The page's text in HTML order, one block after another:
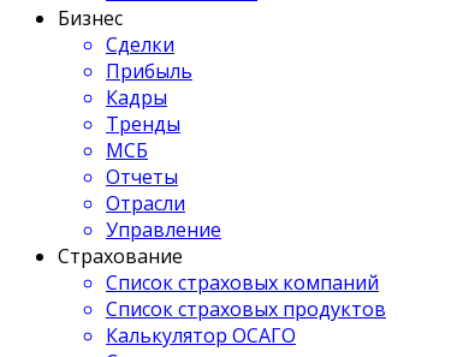
Бизнес
Сделки
Прибыль
Кадры
Тренды
МСБ
Отчеты
Отрасли
Управление
Страхование
Список страховых компаний
Список страховых продуктов
Калькулятор ОСАГО